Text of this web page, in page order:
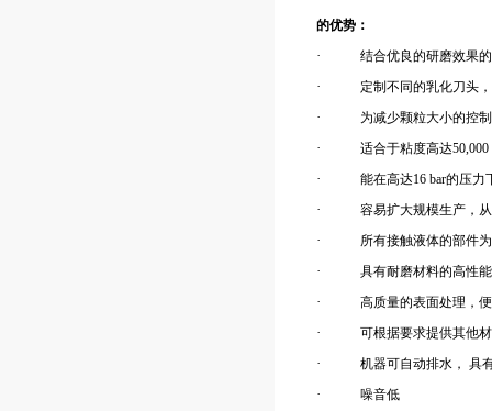
的优势：
·
结合优良的研磨效果
·
定制不同的乳化刀头
·
为减少颗粒大小的控
·
适合于粘度高达
·
能在高达16 bar的压力
·
容易扩大规模生产，
·
所有接触液体的部件
·
具有耐磨材料的高性
·
高质量的表面处理，
·
可根据要求提供其他
·
机器可自动排水， 具
·
噪音低